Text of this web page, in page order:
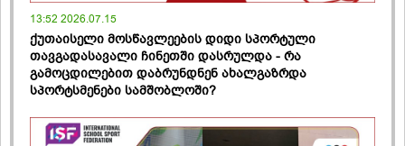
13:52 2026.07.15
ქუთაისელი მოსწავლეების დიდი სპორტული
თავგადასავალი ჩინეთში დასრულდა - რა
გამოცდილებით დაბრუნდნენ ახალგაზრდა
სპორტსმენები სამშობლოში?